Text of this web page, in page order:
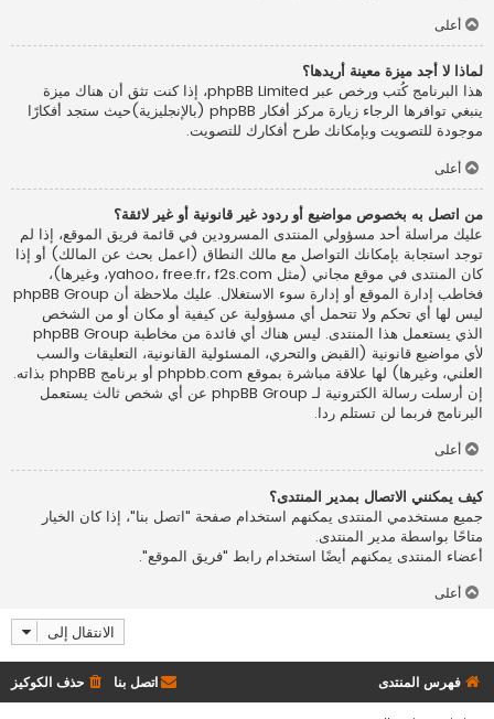
أعلى
لماذا لا أجد ميزة معينة أريدها؟
هذا البرنامج كُتب ورخص عبر phpBB Limited، إذا كنت تثق أن هناك ميزة
ينبغي توافرها الرجاء زيارة مركز أفكار phpBB (بالإنجليزية)
حيث ستجد أفكارًا
موجودة للتصويت وبإمكانك طرح أفكارك للتصويت.
أعلى
من اتصل به بخصوص مواضيع أو ردود غير قانونية أو غير لائقة؟
عليك مراسلة أحد مسؤولي المنتدى المسرودين في قائمة فريق الموقع، إذا لم
توجد استجابة بإمكانك التواصل مع مالك النطاق (اعمل بحث عن المالك) أو إذا
كان المنتدى في موقع مجاني (مثل yahoo، free.fr، f2s.com، وغيرها)،
فخاطب إدارة الموقع أو إدارة سوء الاستغلال. عليك ملاحظة أن phpBB Group
ليس لها أي تحكم ولا تتحمل أي مسؤولية عن كيفية أو مكان أو من الشخص
الذي يستعمل هذا المنتدى. ليس هناك أي فائدة من مخاطبة phpBB Group
لأي مواضيع قانونية (القبض والتحري، المسئولية القانونية، التعليقات والسب
العلني، وغيرها) لها علاقة مباشرة بموقع phpbb.com أو برنامج phpBB بذاته.
إن أرسلت رسالة الكترونية لـ phpBB Group عن أي شخص ثالث يستعمل
البرنامج فربما لن تستلم ردا.
أعلى
كيف يمكنني الاتصال بمدير المنتدى؟
جميع مستخدمي المنتدى يمكنهم استخدام صفحة "اتصل بنا"، إذا كان الخيار
متاحًا بواسطة مدير المنتدى.
أعضاء المنتدى يمكنهم أيضًا استخدام رابط "فريق الموقع".
أعلى
الانتقال إلى
فهرس المنتدى حذف الكوكيز اتصل بنا